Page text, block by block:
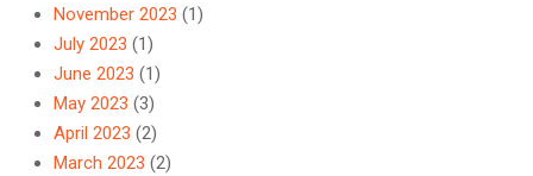
November 2023 (1)
July 2023 (1)
June 2023 (1)
May 2023 (3)
April 2023 (2)
March 2023 (2)